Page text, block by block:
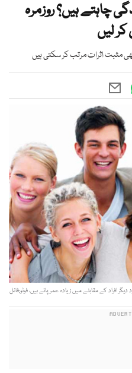
چاہتے ہیں؟ روزمرہ
لیں
مثبت اثرات مرتب کر سکتی ہیں
افراد کے مقابلے میں زیادہ عمر پاتے ہیں، فوٹو:فائل